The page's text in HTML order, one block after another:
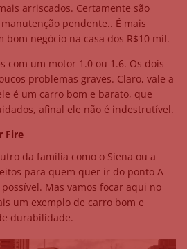
arriscados. Certamente são
pendente.. É mais
bom negócio na casa dos R$10 mil.
com um motor 1.0 ou 1.6. Os dois
problemas graves. Claro, vale a
é um carro bom e barato, que
afinal ele não é indestrutível.
Fire
da família como o Siena ou a
para quem quer ir do ponto A
Mas vamos focar aqui no
um exemplo de carro bom e
durabilidade.